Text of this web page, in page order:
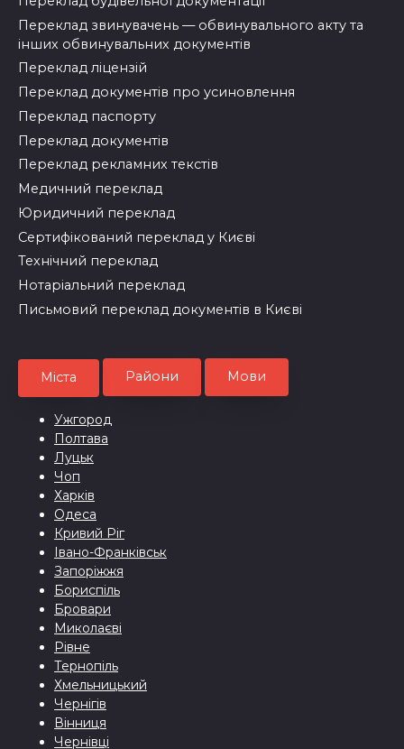
Переклад звинувачень — обвинувального акту та
інших обвинувальних документів
Переклад ліцензій
Переклад документів про усиновлення
Переклад паспорту
Переклад документів
Переклад рекламних текстів
Медичний переклад
Юридичний переклад
Сертифікований переклад у Києві
Технічний переклад
Нотаріальний переклад
Письмовий переклад документів в Києві
Міста Райони Мови
Ужгород
Полтава
Луцьк
Чоп
Харків
Одеса
Кривий Ріг
Івано-Франківськ
Запоріжжя
Бориспіль
Бровари
Миколаєві
Рівне
Тернопіль
Хмельницький
Чернігів
Вінниця
Чернівці